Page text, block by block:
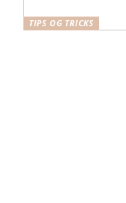
TIPS OG TRICKS